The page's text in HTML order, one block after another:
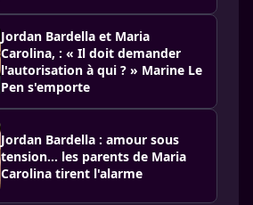
Jordan Bardella et Maria
Carolina, : « Il doit demander
l'autorisation à qui ? » Marine Le
Pen s'emporte
Jordan Bardella : amour sous
tension… les parents de Maria
Carolina tirent l'alarme